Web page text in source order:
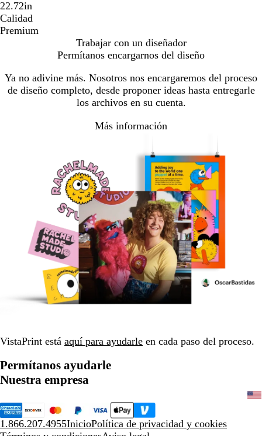
22.72in
Calidad
Premium
Trabajar con un diseñador
Permítanos encargarnos del diseño
Ya no adivine más. Nosotros nos encargaremos del proceso
de diseño completo, desde proponer ideas hasta entregarle
los archivos en su cuenta.
Más información
VistaPrint está aquí para ayudarle en cada paso del proceso.
Permítanos ayudarle
Nuestra empresa
1.866.207.4955InicioPolítica de privacidad y cookies